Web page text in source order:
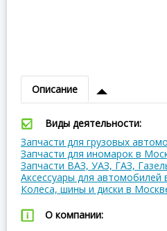
Описание
Виды деятельности:
Запчасти для грузовых
Запчасти для иномарок в
Запчасти ВАЗ, УАЗ, ГАЗ,
Аксессуары для автомобилей
Колеса, шины и диски в
О компании: